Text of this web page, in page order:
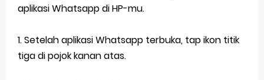
aplikasi Whatsapp di HP-mu.
1. Setelah aplikasi Whatsapp terbuka, tap ikon titik
tiga di pojok kanan atas.